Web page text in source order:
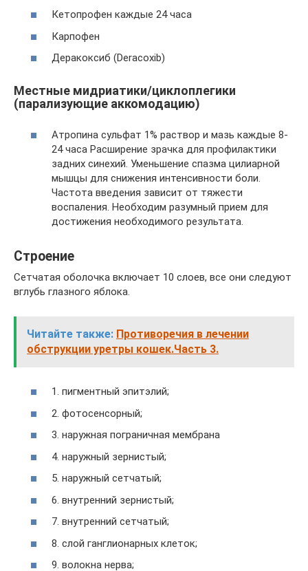
Кетопрофен каждые 24 часа
Карпофен
Деракоксиб (Deracoxib)
Местные мидриатики/циклоплегики
(парализующие аккомодацию)
Атропина сульфат 1% раствор и мазь каждые 8-
24 часа Расширение зрачка для профилактики
задних синехий. Уменьшение спазма цилиарной
мышцы для снижения интенсивности боли.
Частота введения зависит от тяжести
воспаления. Необходим разумный прием для
достижения необходимого результата.
Строение
Сетчатая оболочка включает 10 слоев, все они следуют
вглубь глазного яблока.
Читайте также: Противоречия в лечении
обструкции уретры кошек.Часть 3.
1. пигментный эпитэлий;
2. фотосенсорный;
3. наружная пограничная мембрана
4. наружный зернистый;
5. наружный сетчатый;
6. внутренний зернистый;
7. внутренний сетчатый;
8. слой ганглионарных клеток;
9. волокна нерва;